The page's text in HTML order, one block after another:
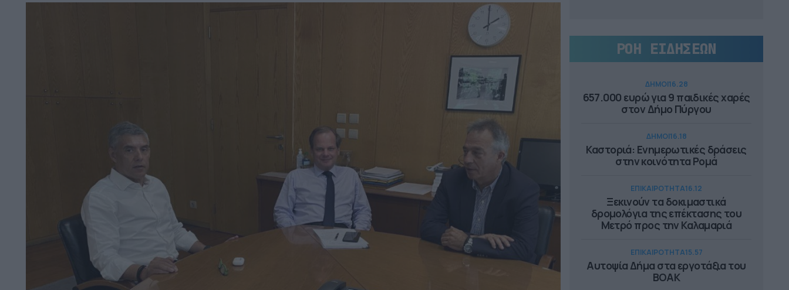
ΡΟΗ ΕΙΔΗΣΕΩΝ
ΔΗΜΟΙ16.28
657.000 ευρώ για 9 παιδικές χαρές
στον Δήμο Πύργου
ΔΗΜΟΙ16.18
Καστοριά: Ενημερωτικές δράσεις
στην κοινότητα Ρομά
ΕΠΙΚΑΙΡΟΤΗΤΑ16.12
Ξεκινούν τα δοκιμαστικά
δρομολόγια της επέκτασης του
Μετρό προς την Καλαμαριά
ΕΠΙΚΑΙΡΟΤΗΤΑ15.57
Αυτοψία Δήμα στα εργοτάξια του
ΒΟΑΚ